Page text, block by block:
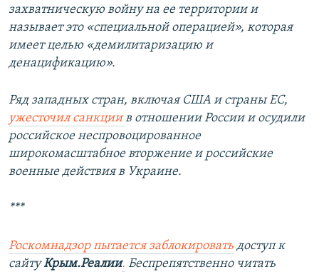
д
захватническую войну на ее территории и
называет это «специальной операцией», которая
имеет целью «демилитаризацию и
денацификацию».
Ряд западных стран, включая США и страны ЕС,
ужесточил санкциив отношении России и осудили
российское неспровоцированное
широкомасштабное вторжение и российские
военные действия в Украине.
***
Роскомнадзор пытается заблокировать доступ к
сайтуКрым.Реалии. Беспрепятственно читать